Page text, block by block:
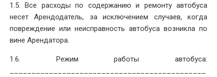
1.5. Все расходы по содержанию и ремонту автобуса
несет Арендодатель, за исключением случаев, когда
повреждение или неисправность автобуса возникла по
вине Арендатора.
1.6. Режим работы автобуса: